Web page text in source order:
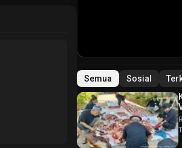
Semua Sosial